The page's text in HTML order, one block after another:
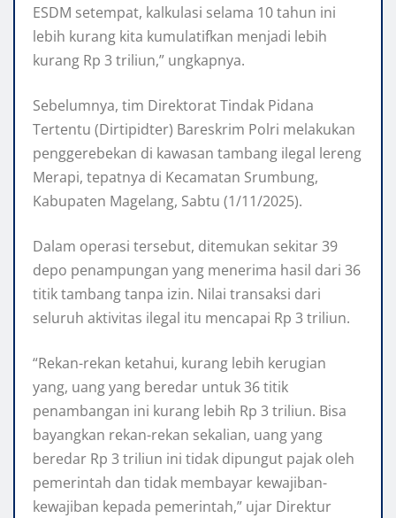
ESDM setempat, kalkulasi selama 10 tahun ini
lebih kurang kita kumulatifkan menjadi lebih
kurang Rp 3 triliun,” ungkapnya.
Sebelumnya, tim Direktorat Tindak Pidana
Tertentu (Dirtipidter) Bareskrim Polri melakukan
penggerebekan di kawasan tambang ilegal lereng
Merapi, tepatnya di Kecamatan Srumbung,
Kabupaten Magelang, Sabtu (1/11/2025).
Dalam operasi tersebut, ditemukan sekitar 39
depo penampungan yang menerima hasil dari 36
titik tambang tanpa izin. Nilai transaksi dari
seluruh aktivitas ilegal itu mencapai Rp 3 triliun.
“Rekan-rekan ketahui, kurang lebih kerugian
yang, uang yang beredar untuk 36 titik
penambangan ini kurang lebih Rp 3 triliun. Bisa
bayangkan rekan-rekan sekalian, uang yang
beredar Rp 3 triliun ini tidak dipungut pajak oleh
pemerintah dan tidak membayar kewajiban-
kewajiban kepada pemerintah,” ujar Direktur